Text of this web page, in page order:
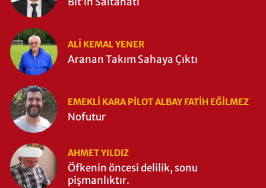
ALI KEMAL YENER
Aranan Takım Sahaya Çıktı
EMEKLI KARA PILOT ALBAY FATIH EĞİLMEZ
Nofutur
AHMET YILDIZ
Öfkenin öncesi delilik, sonu
pişmanlıktır.